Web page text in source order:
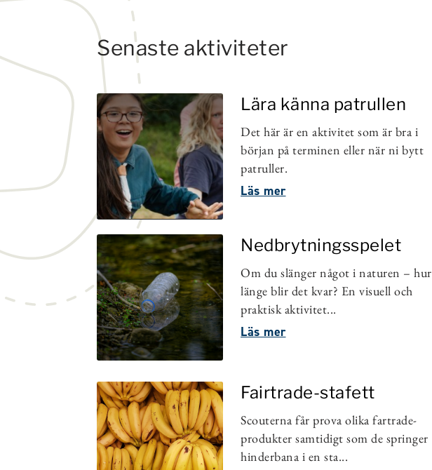
Senaste aktiviteter
Lära känna patrullen
Det här är en aktivitet som är bra i
början på terminen eller när ni bytt
patruller.
Läs mer
Nedbrytningsspelet
Om du slänger något i naturen – hur
länge blir det kvar? En visuell och
praktisk aktivitet...
Läs mer
Fairtrade-stafett
Scouterna får prova olika fartrade-
produkter samtidigt som de springer
hinderbana i en sta...